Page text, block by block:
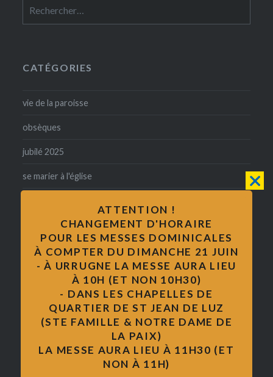
CATÉGORIES
vie de la paroisse
obsèques
jubilé 2025
se marier à l'église
catholicité
formation des adultes
pape François
ATTENTION !
CHANGEMENT D'HORAIRE
POUR LES MESSES DOMINICALES
À COMPTER DU DIMANCHE 21 JUIN
- À URRUGNE LA MESSE AURA LIEU
À 10H (ET NON 10H30)
- DANS LES CHAPELLES DE
QUARTIER DE ST JEAN DE LUZ
(STE FAMILLE & NOTRE DAME DE
LA PAIX)
LA MESSE AURA LIEU À 11H30 (ET
NON À 11H)